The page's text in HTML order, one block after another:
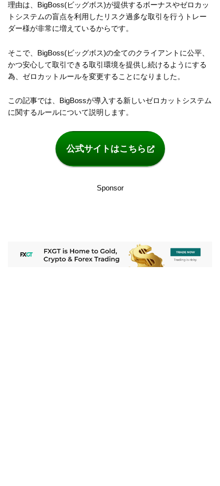
理由は、BigBoss(ビッグボス)が提供するボーナスやゼロカッ
トシステムの盲点を利用したリスク過多な取引を行うトレー
ダー様が非常に増えているからです。
そこで、BigBoss(ビッグボス)の全てのクライアントに公平、
かつ安心して取引できる取引環境を提供し続けるようにする
為、ゼロカットルールを変更することになりました。
この記事では、BigBossが導入する新しいゼロカットシステム
に関するルールについて説明します。
公式サイトはこちら
Sponsor